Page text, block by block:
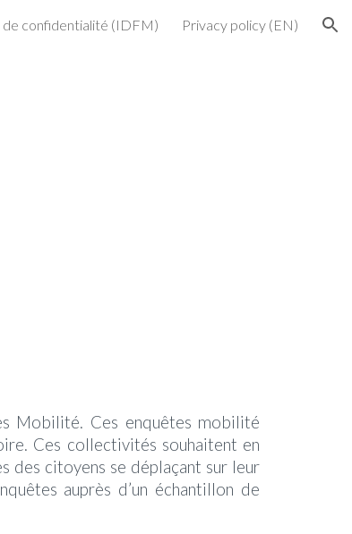
de confidentialité (IDFM) Privacy policy (EN)
Mobilité. Ces enquêtes mobilité
Ces collectivités souhaitent en
des citoyens se déplaçant sur leur
auprès d’un échantillon de